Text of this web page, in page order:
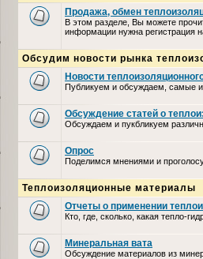
Продажа, обмен
В этом разделе, Вы можете
информации нужна регистрация
Обсудим новости рынка
Новости
Публикуем и обсуждаем, самые
Обсуждение статей о
Обсуждаем и пукбликуем
Опрос
Поделимся мнениями и
Теплоизоляционные материалы
Отчеты о применении
Кто, где, сколько, какая тепло-
Минеральная вата
Обсуждение материалов из